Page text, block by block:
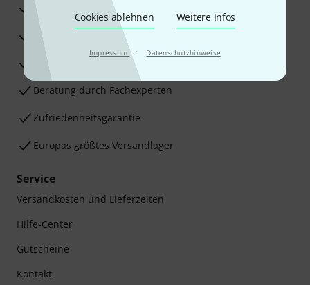
Cookies ablehnen Weitere Infos
Impressum · Datenschutzhinweise
3 Jahre Thomann Garantie
30 Tage Money-Back-Garantie
Beratung durch Fachexperten
Zufriedenheitsgarantie
Europas größtes Versandlager
Service
Versandkosten und Lieferzeiten
Hilfe-Center
Gutscheine
Kontakt